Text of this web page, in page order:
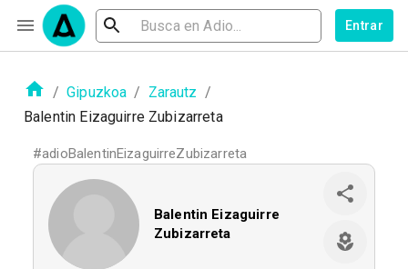
Entrar
/ Gipuzkoa / Zarautz /
Balentin Eizaguirre Zubizarreta
#adioBalentinEizaguirreZubizarreta
Balentin Eizaguirre
Zubizarreta